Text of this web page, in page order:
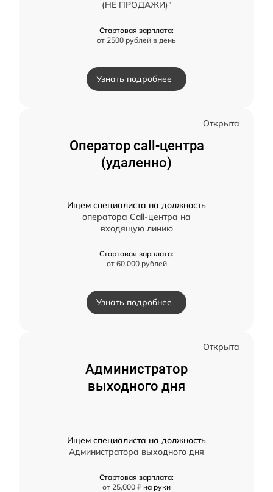
(НЕ ПРОДАЖИ)"
Стартовая зарплата:
от 2500 рублей в день
Узнать подробнее
Открыта
Оператор call-центра
(удаленно)
Ищем специалиста на должность
оператора Call-центра на
входящую линию
Стартовая зарплата:
от 60,000 рублей
Узнать подробнее
Открыта
Администратор
выходного дня
Ищем специалиста на должность
Администратора выходного дня
Стартовая зарплата:
от 25,000 ₽ на руки